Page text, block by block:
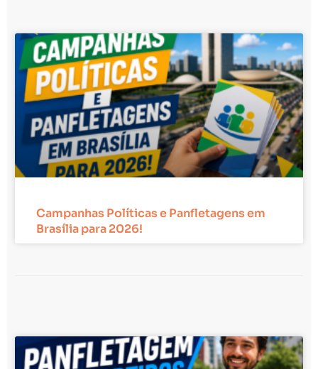
Campanhas Políticas e Panfletagens em
Brasília para 2026!